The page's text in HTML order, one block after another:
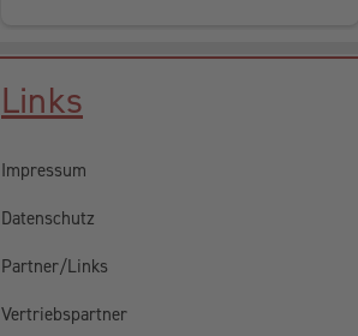
Links
Impressum
Datenschutz
Partner/Links
Vertriebspartner